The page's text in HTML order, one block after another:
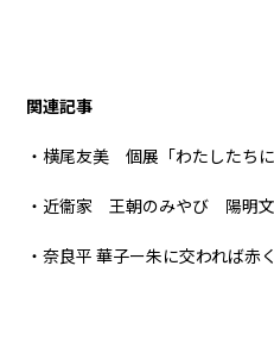
関連記事
・横尾友美 個展「わたしたちに
・近衞家 王朝のみやび 陽明
・奈良平 華子ー朱に交われば赤